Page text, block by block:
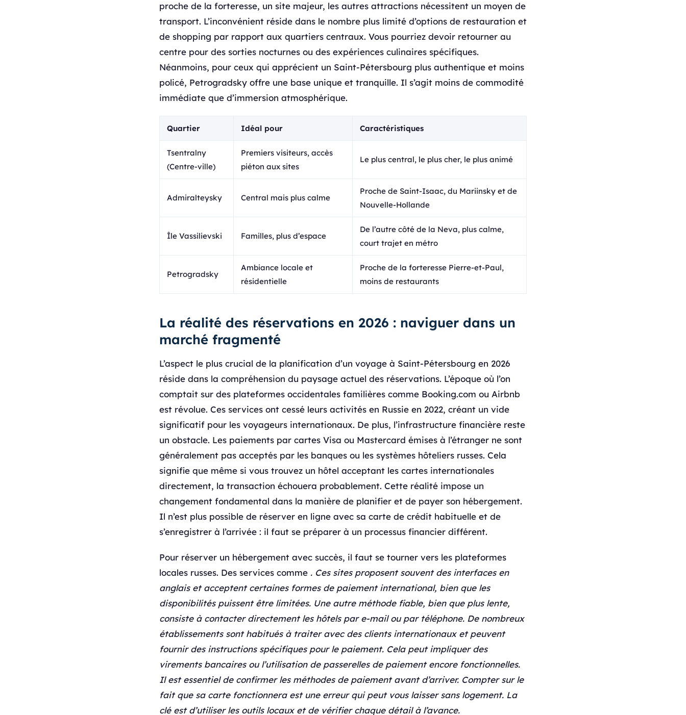
proche de la forteresse, un site majeur, les autres attractions nécessitent un moyen de
transport. L’inconvénient réside dans le nombre plus limité d’options de restauration et
de shopping par rapport aux quartiers centraux. Vous pourriez devoir retourner au
centre pour des sorties nocturnes ou des expériences culinaires spécifiques.
Néanmoins, pour ceux qui apprécient un Saint-Pétersbourg plus authentique et moins
policé, Petrogradsky offre une base unique et tranquille. Il s’agit moins de commodité
immédiate que d’immersion atmosphérique.
Quartier Idéal pour Caractéristiques
Tsentralny
(Centre-ville)
Premiers visiteurs, accès
piéton aux sites
Le plus central, le plus cher, le plus animé
Admiralteysky Central mais plus calme
Proche de Saint-Isaac, du Mariinsky et de
Nouvelle-Hollande
Île Vassilievski Familles, plus d’espace
De l’autre côté de la Neva, plus calme,
court trajet en métro
Petrogradsky
Ambiance locale et
résidentielle
Proche de la forteresse Pierre-et-Paul,
moins de restaurants
La réalité des réservations en 2026 : naviguer dans un
marché fragmenté
L’aspect le plus crucial de la planification d’un voyage à Saint-Pétersbourg en 2026
réside dans la compréhension du paysage actuel des réservations. L’époque où l’on
comptait sur des plateformes occidentales familières comme Booking.com ou Airbnb
est révolue. Ces services ont cessé leurs activités en Russie en 2022, créant un vide
significatif pour les voyageurs internationaux. De plus, l’infrastructure financière reste
un obstacle. Les paiements par cartes Visa ou Mastercard émises à l’étranger ne sont
généralement pas acceptés par les banques ou les systèmes hôteliers russes. Cela
signifie que même si vous trouvez un hôtel acceptant les cartes internationales
directement, la transaction échouera probablement. Cette réalité impose un
changement fondamental dans la manière de planifier et de payer son hébergement.
Il n’est plus possible de réserver en ligne avec sa carte de crédit habituelle et de
s’enregistrer à l’arrivée : il faut se préparer à un processus financier différent.
Pour réserver un hébergement avec succès, il faut se tourner vers les plateformes
locales russes. Des services comme . Ces sites proposent souvent des interfaces en
anglais et acceptent certaines formes de paiement international, bien que les
disponibilités puissent être limitées. Une autre méthode fiable, bien que plus lente,
consiste à contacter directement les hôtels par e-mail ou par téléphone. De nombreux
établissements sont habitués à traiter avec des clients internationaux et peuvent
fournir des instructions spécifiques pour le paiement. Cela peut impliquer des
virements bancaires ou l’utilisation de passerelles de paiement encore fonctionnelles.
Il est essentiel de confirmer les méthodes de paiement avant d’arriver. Compter sur le
fait que sa carte fonctionnera est une erreur qui peut vous laisser sans logement. La
clé est d’utiliser les outils locaux et de vérifier chaque détail à l’avance.